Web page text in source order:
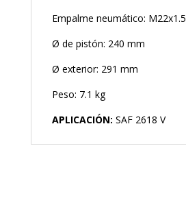
Empalme neumático: M22x1.5
Ø de pistón: 240 mm
Ø exterior: 291 mm
Peso: 7.1 kg
APLICACIÓN: SAF 2618 V